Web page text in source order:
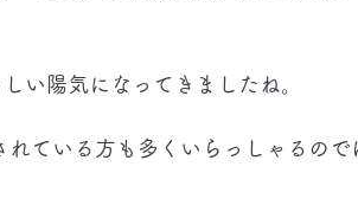
い陽気になってきましたね。
ている方も多くいらっしゃるので